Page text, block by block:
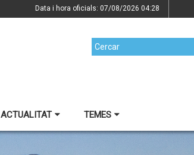
Data i hora oficials: 07/08/2026 04:28
ACTUALITAT TEMES